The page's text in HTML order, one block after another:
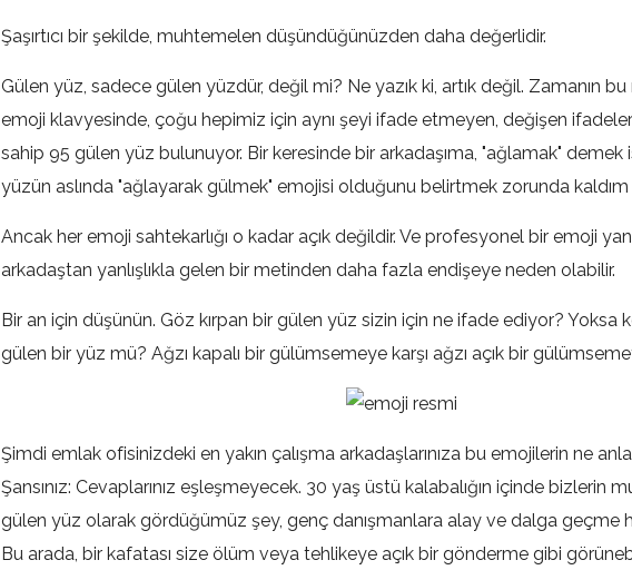
Şaşırtıcı bir şekilde, muhtemelen düşündüğünüzden daha değerlidir.
Gülen yüz, sadece gülen yüzdür, değil mi? Ne yazık ki, artık değil. Zamanın
emoji klavyesinde, çoğu hepimiz için aynı şeyi ifade etmeyen, değişen
sahip 95 gülen yüz bulunuyor. Bir keresinde bir arkadaşıma, "ağlamak"
yüzün aslında "ağlayarak gülmek" emojisi olduğunu belirtmek zorunda kaldım
Ancak her emoji sahtekarlığı o kadar açık değildir. Ve profesyonel bir emoji
arkadaştan yanlışlıkla gelen bir metinden daha fazla endişeye neden olabilir.
Bir an için düşünün. Göz kırpan bir gülen yüz sizin için ne ifade ediyor? Yoksa
gülen bir yüz mü? Ağzı kapalı bir gülümsemeye karşı ağzı açık bir
Şimdi emlak ofisinizdeki en yakın çalışma arkadaşlarınıza bu emojilerin ne
Şansınız: Cevaplarınız eşleşmeyecek. 30 yaş üstü kalabalığın içinde bizlerin
gülen yüz olarak gördüğümüz şey, genç danışmanlara alay ve dalga geçme
Bu arada, bir kafatası size ölüm veya tehlikeye açık bir gönderme gibi